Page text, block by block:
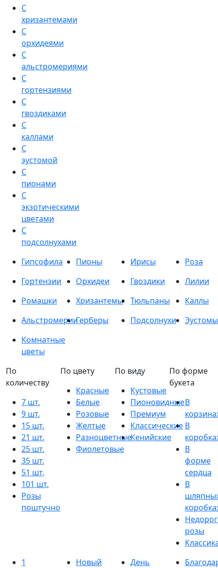
С
хризантемами
С
орхидеями
С
альстромериями
С
гортензиями
С
гвоздиками
С
каллами
С
эустомой
С
пионами
С
экзотическими
цветами
С
подсолнухами
Гипсофила
Пионы Ирисы
Роза
Гортензии
Орхидеи Гвоздики
Лилии
Ромашки
Хризантемы Тюльпаны
Каллы
АльстромерииГерберы Подсолнухи
Эустомы
Комнатные
цветы
По
количеству
7 шт.
9 шт.
15 шт.
21 шт.
25 шт.
35 шт.
51 шт.
101 шт.
Розы
поштучно
По цвету
Красные
Белые
Розовые
Желтые
Разноцветные
Фиолетовые
По виду
Кустовые
Пионовидные
Премиум
Классические
Кенийские
По форме
букета
В
В
В
форме
сердца
В
розы
1
Новый
День